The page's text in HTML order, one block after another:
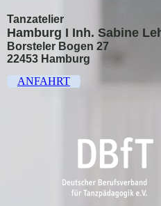
Tanzatelier
Hamburg I Inh. Sabine
Borsteler Bogen 27
22453 Hamburg
ANFAHRT